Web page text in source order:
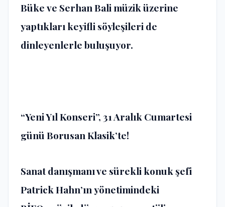
Bükeve Serhan Bali müzik üzerine
yaptıkları keyifli söyleşileri de
dinleyenlerle buluşuyor.
“Yeni Yıl Konseri”, 31 Aralık Cumartesi
günü Borusan Klasik’te!
Sanat danışmanı ve sürekli konuk şefi
Patrick Hahn’ın yönetimindeki